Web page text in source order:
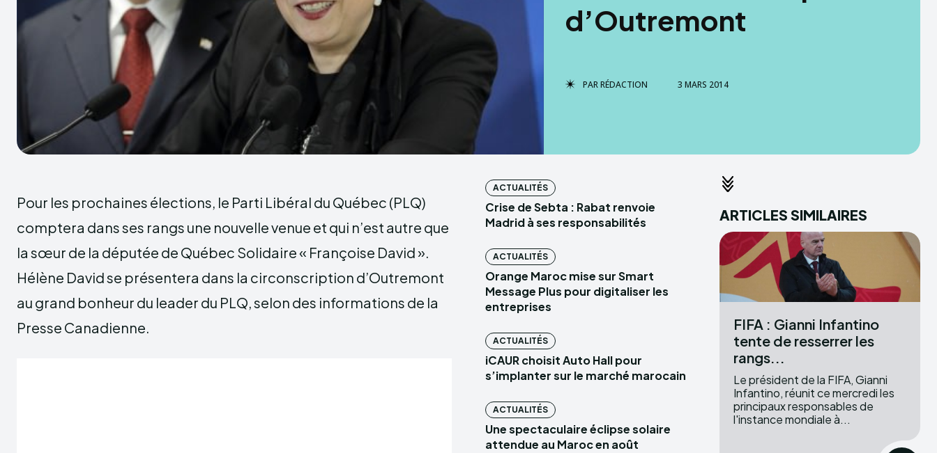
d’Outremont
PARRÉDACTION 3 MARS 2014
Pour les prochaines élections, le Parti Libéral du Québec (PLQ)
comptera dans ses rangs une nouvelle venue et qui n’est autre que
la sœur de la députée de Québec Solidaire « Françoise David ».
Hélène David se présentera dans la circonscription d’Outremont
au grand bonheur du leader du PLQ, selon des informations de la
Presse Canadienne.
ACTUALITÉS
Crise de Sebta : Rabat renvoie
Madrid à ses responsabilités
ACTUALITÉS
Orange Maroc mise sur Smart
Message Plus pour digitaliser les
entreprises
ACTUALITÉS
iCAUR choisit Auto Hall pour
s’implanter sur le marché marocain
ACTUALITÉS
Une spectaculaire éclipse solaire
attendue au Maroc en août
ARTICLES SIMILAIRES
FIFA : Gianni Infantino
tente de resserrer les
rangs...
Le président de la FIFA, Gianni
Infantino, réunit ce mercredi les
principaux responsables de
l'instance mondiale à...